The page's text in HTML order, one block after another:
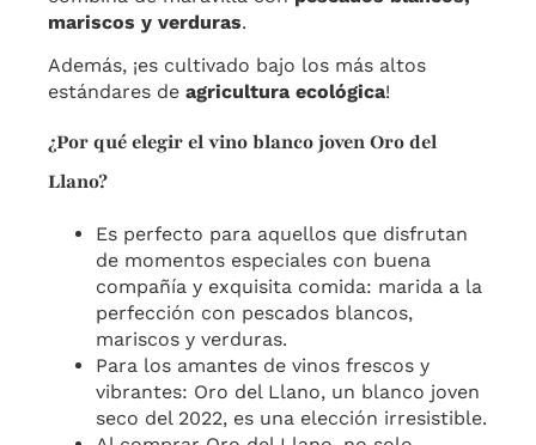
mariscos y verduras.
Además, ¡es cultivado bajo los más altos
estándares de agricultura ecológica!
¿Por qué elegir el vino blanco joven Oro del
Llano?
Es perfecto para aquellos que disfrutan
de momentos especiales con buena
compañía y exquisita comida: marida a la
perfección con pescados blancos,
mariscos y verduras.
Para los amantes de vinos frescos y
vibrantes: Oro del Llano, un blanco joven
seco del 2022, es una elección irresistible.